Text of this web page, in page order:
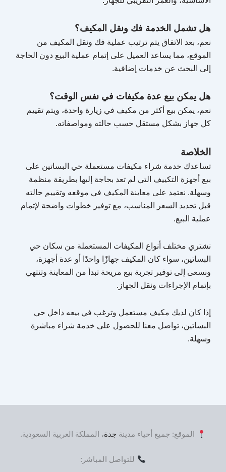
هل تشمل الخدمة فك ونقل المكيف؟
نعم، بعد الاتفاق يتم ترتيب عملية فك ونقل المكيف من
الموقع، مما يساعد العميل على إتمام عملية البيع دون الحاجة
إلى البحث عن خدمات إضافية.
هل يمكن بيع عدة مكيفات في نفس الوقت؟
نعم، يمكن بيع أكثر من مكيف في زيارة واحدة، ويتم تقييم
كل جهاز بشكل مستقل حسب حالته ومواصفاته.
الخلاصة
تساعدك خدمة شراء مكيفات مستعملة حي البساتين على
بيع أجهزة التكييف التي لم تعد بحاجة إليها بطريقة منظمة
وسهلة. نعتمد على معاينة المكيف في موقعه وتقييم حالته
قبل تحديد السعر المناسب، مع توفير خطوات واضحة لإتمام
عملية البيع.
نشتري مختلف أنواع المكيفات المستعملة من سكان حي
البساتين، سواء كان المكيف جهازًا واحدًا أو عدة أجهزة،
ونسعى إلى توفير تجربة بيع مريحة تبدأ من المعاينة وتنتهي
بإتمام الإجراءات ونقل الجهاز.
إذا كان لديك مكيف مستعمل وترغب في بيعه داخل حي
البساتين، تواصل معنا للحصول على خدمة شراء مباشرة
وسهلة.
الموقع: جميع أحياء مدينة جدة، المملكة العربية السعودية.
للتواصل المباشر: